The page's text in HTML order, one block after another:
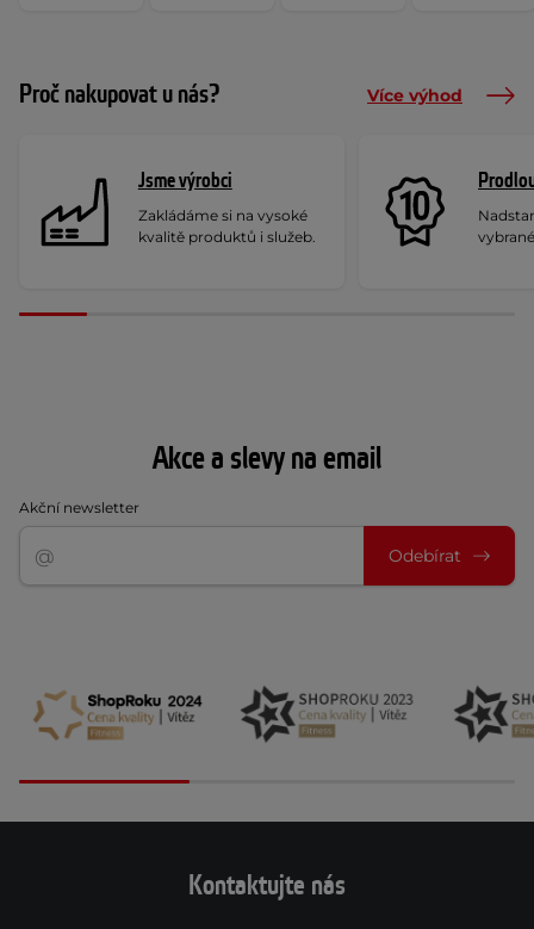
Proč nakupovat u nás? Více výhod
Jsme výrobci
Zakládáme si na vysoké
kvalitě produktů i služeb.
Akce a slevy na email
Akční newsletter
Odebírat
Kontaktujte nás